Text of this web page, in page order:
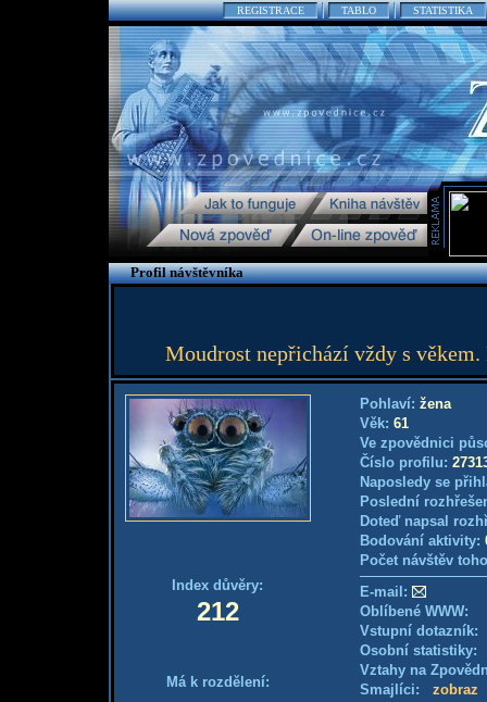
REGISTRACE TABLO STATISTIKA
Profil návštěvníka
Moudrost nepřichází vždy s
Index důvěry:
212
Má k rozdělení:
Pohlaví: žena
Věk: 61
Ve zpovědnici
Číslo profilu:
Naposledy se
Poslední
Doteď napsal
Bodování aktivity:
Počet návštěv
E-mail:
Oblíbené WWW:
Vstupní
Osobní
Vztahy na
Smajlíci: zobraz